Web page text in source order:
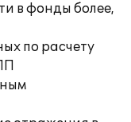
в фонды более,
по расчету